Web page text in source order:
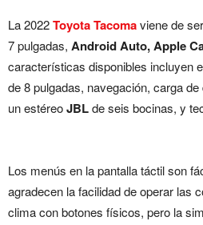
La 2022Toyota Tacomaviene de
7 pulgadas, Android Auto, Apple
características disponibles incluyen
de 8 pulgadas, navegación, carga
un estéreoJBLde seis bocinas, y
Los menús en la pantalla táctil son
agradecen la facilidad de operar las
clima con botones físicos, pero la